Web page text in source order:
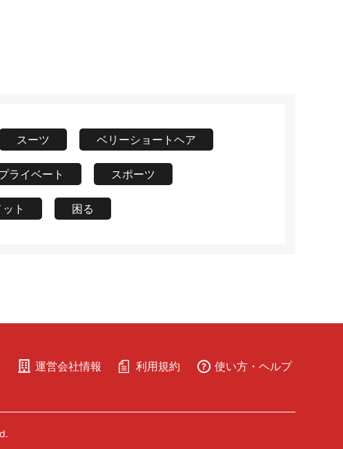
スーツ ベリーショートヘア
ライベート スポーツ
ト 困る
運営会社情報 利用規約 使い方・ヘルプ